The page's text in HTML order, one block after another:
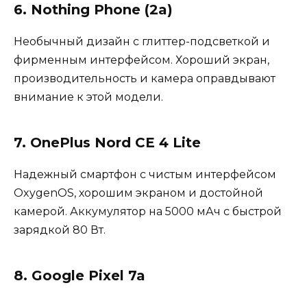
6. Nothing Phone (2a)
Необычный дизайн с глиттер-подсветкой и
фирменным интерфейсом. Хороший экран,
производительность и камера оправдывают
внимание к этой модели.
7. OnePlus Nord CE 4 Lite
Надежный смартфон с чистым интерфейсом
OxygenOS, хорошим экраном и достойной
камерой. Аккумулятор на 5000 мАч с быстрой
зарядкой 80 Вт.
8. Google Pixel 7a